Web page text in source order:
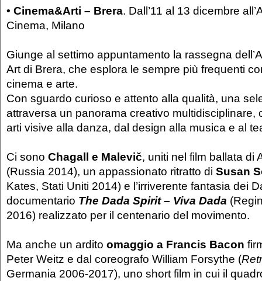
• Cinema&Arti – Brera. Dall’11 al 13 dicembre
Cinema, Milano
Giunge al settimo appuntamento la rassegna
Art di Brera, che esplora le sempre più frequenti
cinema e arte.
Con sguardo curioso e attento alla qualità, una
attraversa un panorama creativo multidisciplinare,
arti visive alla danza, dal design alla musica e al
Ci sono Chagall e Malevič, uniti nel film ballata di
(Russia 2014), un appassionato ritratto di Susan
Kates, Stati Uniti 2014) e l’irriverente fantasia dei
documentario The Dada Spirit – Viva Dada
2016) realizzato per il centenario del movimento.
Ma anche un ardito omaggio a Francis Bacon
Peter Weitz e dal coreografo William Forsythe (
Germania 2006-2017), uno short film in cui il